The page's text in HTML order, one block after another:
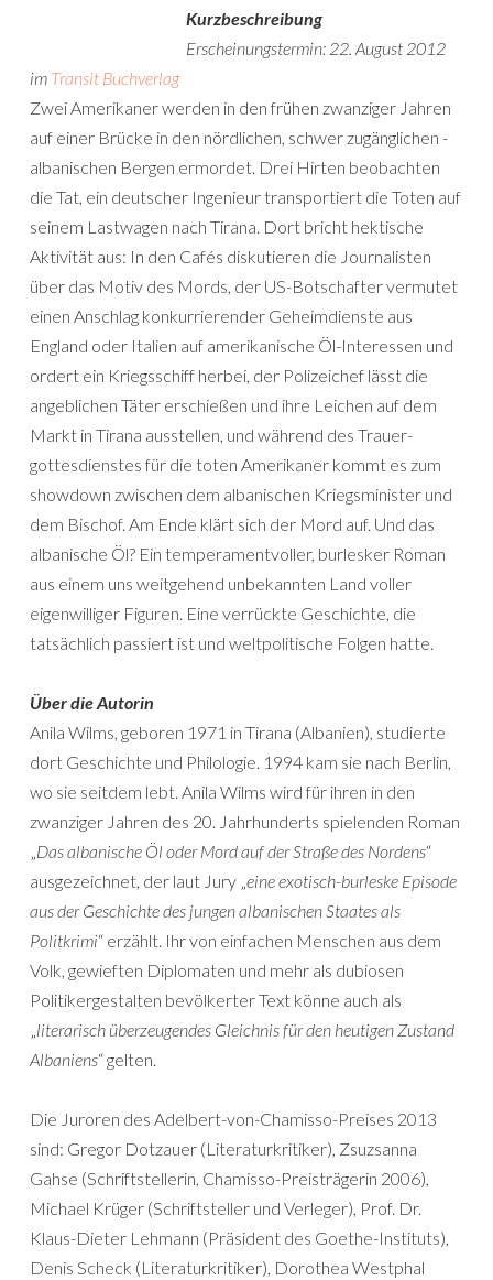
Kurzbeschreibung
Erscheinungstermin: 22. August 2012
im Transit Buchverlag
Zwei Amerikaner werden in den frühen zwanziger Jahren
auf einer Brücke in den nördlichen, schwer zugänglichen ­
albanischen Bergen ermordet. Drei Hirten beobachten
die Tat, ein deutscher Ingenieur transportiert die Toten auf
seinem Lastwagen nach Tirana. Dort bricht hektische
Aktivität aus: In den Cafés diskutieren die Journalisten
über das Motiv des Mords, der US-Botschafter vermutet
einen Anschlag konkurrierender Geheimdienste aus
England oder Italien auf amerikanische Öl-Interessen und
ordert ein Kriegsschiff herbei, der Polizeichef lässt die
angeblichen Täter erschießen und ihre Leichen auf dem
Markt in Tirana ausstellen, und während des Trauer­
gottesdienstes für die toten Amerikaner kommt es zum
showdown zwischen dem albanischen Kriegsminister und
dem Bischof. Am Ende klärt sich der Mord auf. Und das
albanische Öl? Ein temperamentvoller, burlesker Roman
aus einem uns weitgehend unbekannten Land voller
eigenwilliger Figuren. Eine verrückte Geschichte, die
tatsächlich passiert ist und weltpolitische Folgen hatte.
Über die Autorin
Anila Wilms, geboren 1971 in Tirana (Albanien), studierte
dort Geschichte und Philologie. 1994 kam sie nach Berlin,
wo sie seitdem lebt. Anila Wilms wird für ihren in den
zwanziger Jahren des 20. Jahrhunderts spielenden Roman
„Das albanische Öl oder Mord auf der Straße des Nordens“
ausgezeichnet, der laut Jury „eine exotisch-burleske Episode
aus der Geschichte des jungen albanischen Staates als
Politkrimi“ erzählt. Ihr von einfachen Menschen aus dem
Volk, gewieften Diplomaten und mehr als dubiosen
Politikergestalten bevölkerter Text könne auch als
„literarisch überzeugendes Gleichnis für den heutigen Zustand
Albaniens“ gelten.
Die Juroren des Adelbert-von-Chamisso-Preises 2013
sind: Gregor Dotzauer (Literaturkritiker), Zsuzsanna
Gahse (Schriftstellerin, Chamisso-Preisträgerin 2006),
Michael Krüger (Schriftsteller und Verleger), Prof. Dr.
Klaus-Dieter Lehmann (Präsident des Goethe-Instituts),
Denis Scheck (Literaturkritiker), Dorothea Westphal